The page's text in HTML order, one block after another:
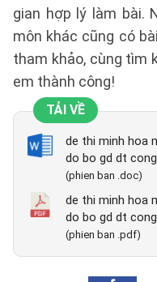
gian hợp lý làm bài.
môn khác cũng có
tham khảo, cùng tìm
em thành công!
TẢI VỀ
de thi minh hoa
do bo gd dt
(phien ban .doc)
de thi minh hoa
do bo gd dt
(phien ban .pdf)